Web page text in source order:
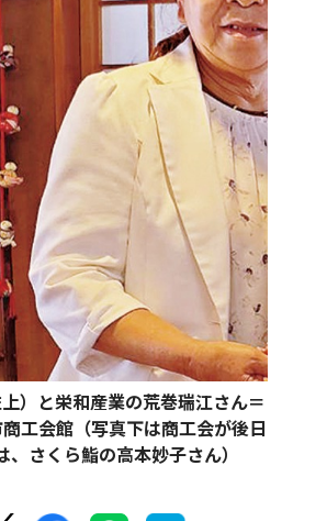
）と栄和産業の荒巻瑞江さん＝
工会館（写真下は商工会が後日
、さくら鮨の高本妙子さん）